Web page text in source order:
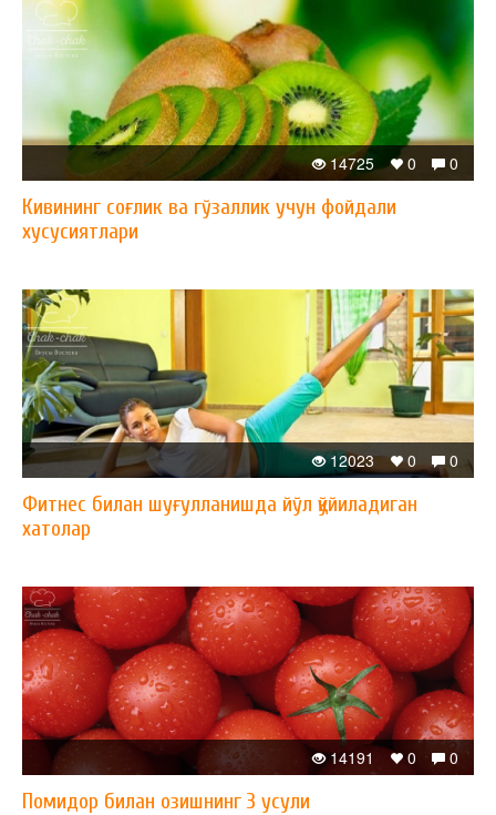
0
0
14725
Кивининг соғлик ва гўзаллик учун фойдали
хусусиятлари
0
0
12023
Фитнес билан шуғулланишда йўл қўйиладиган
хатолар
0
0
14191
Помидор билан озишнинг 3 усули